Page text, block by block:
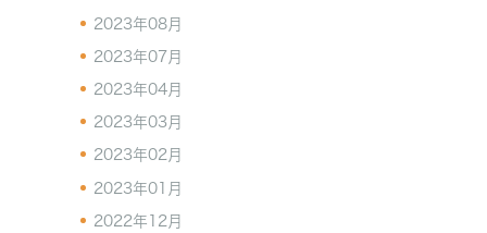
2023年08月
2023年07月
2023年04月
2023年03月
2023年02月
2023年01月
2022年12月